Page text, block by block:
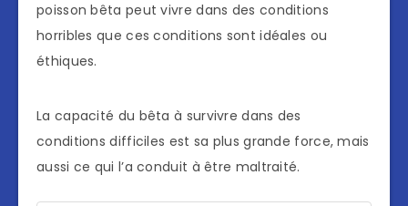
poisson bêta peut vivre dans des conditions
horribles que ces conditions sont idéales ou
éthiques.
La capacité du bêta à survivre dans des
conditions difficiles est sa plus grande force, mais
aussi ce qui l’a conduit à être maltraité.